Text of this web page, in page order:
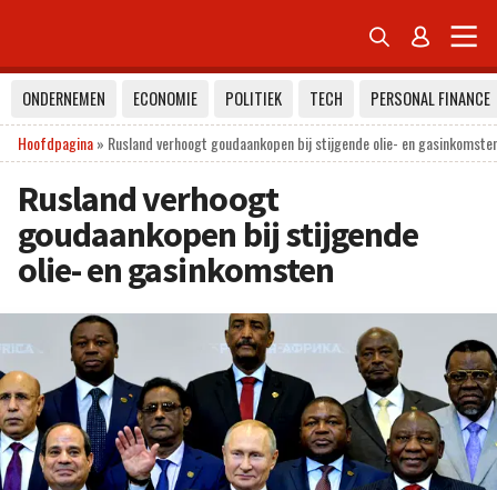
 
ONDERNEMEN ECONOMIE POLITIEK TECH
PERSONAL FINANCE
Hoofdpagina» Rusland verhoogt goudaankopen bij stijgende olie- en
Rusland verhoogt
goudaankopen bij stijgende
olie- en gasinkomsten